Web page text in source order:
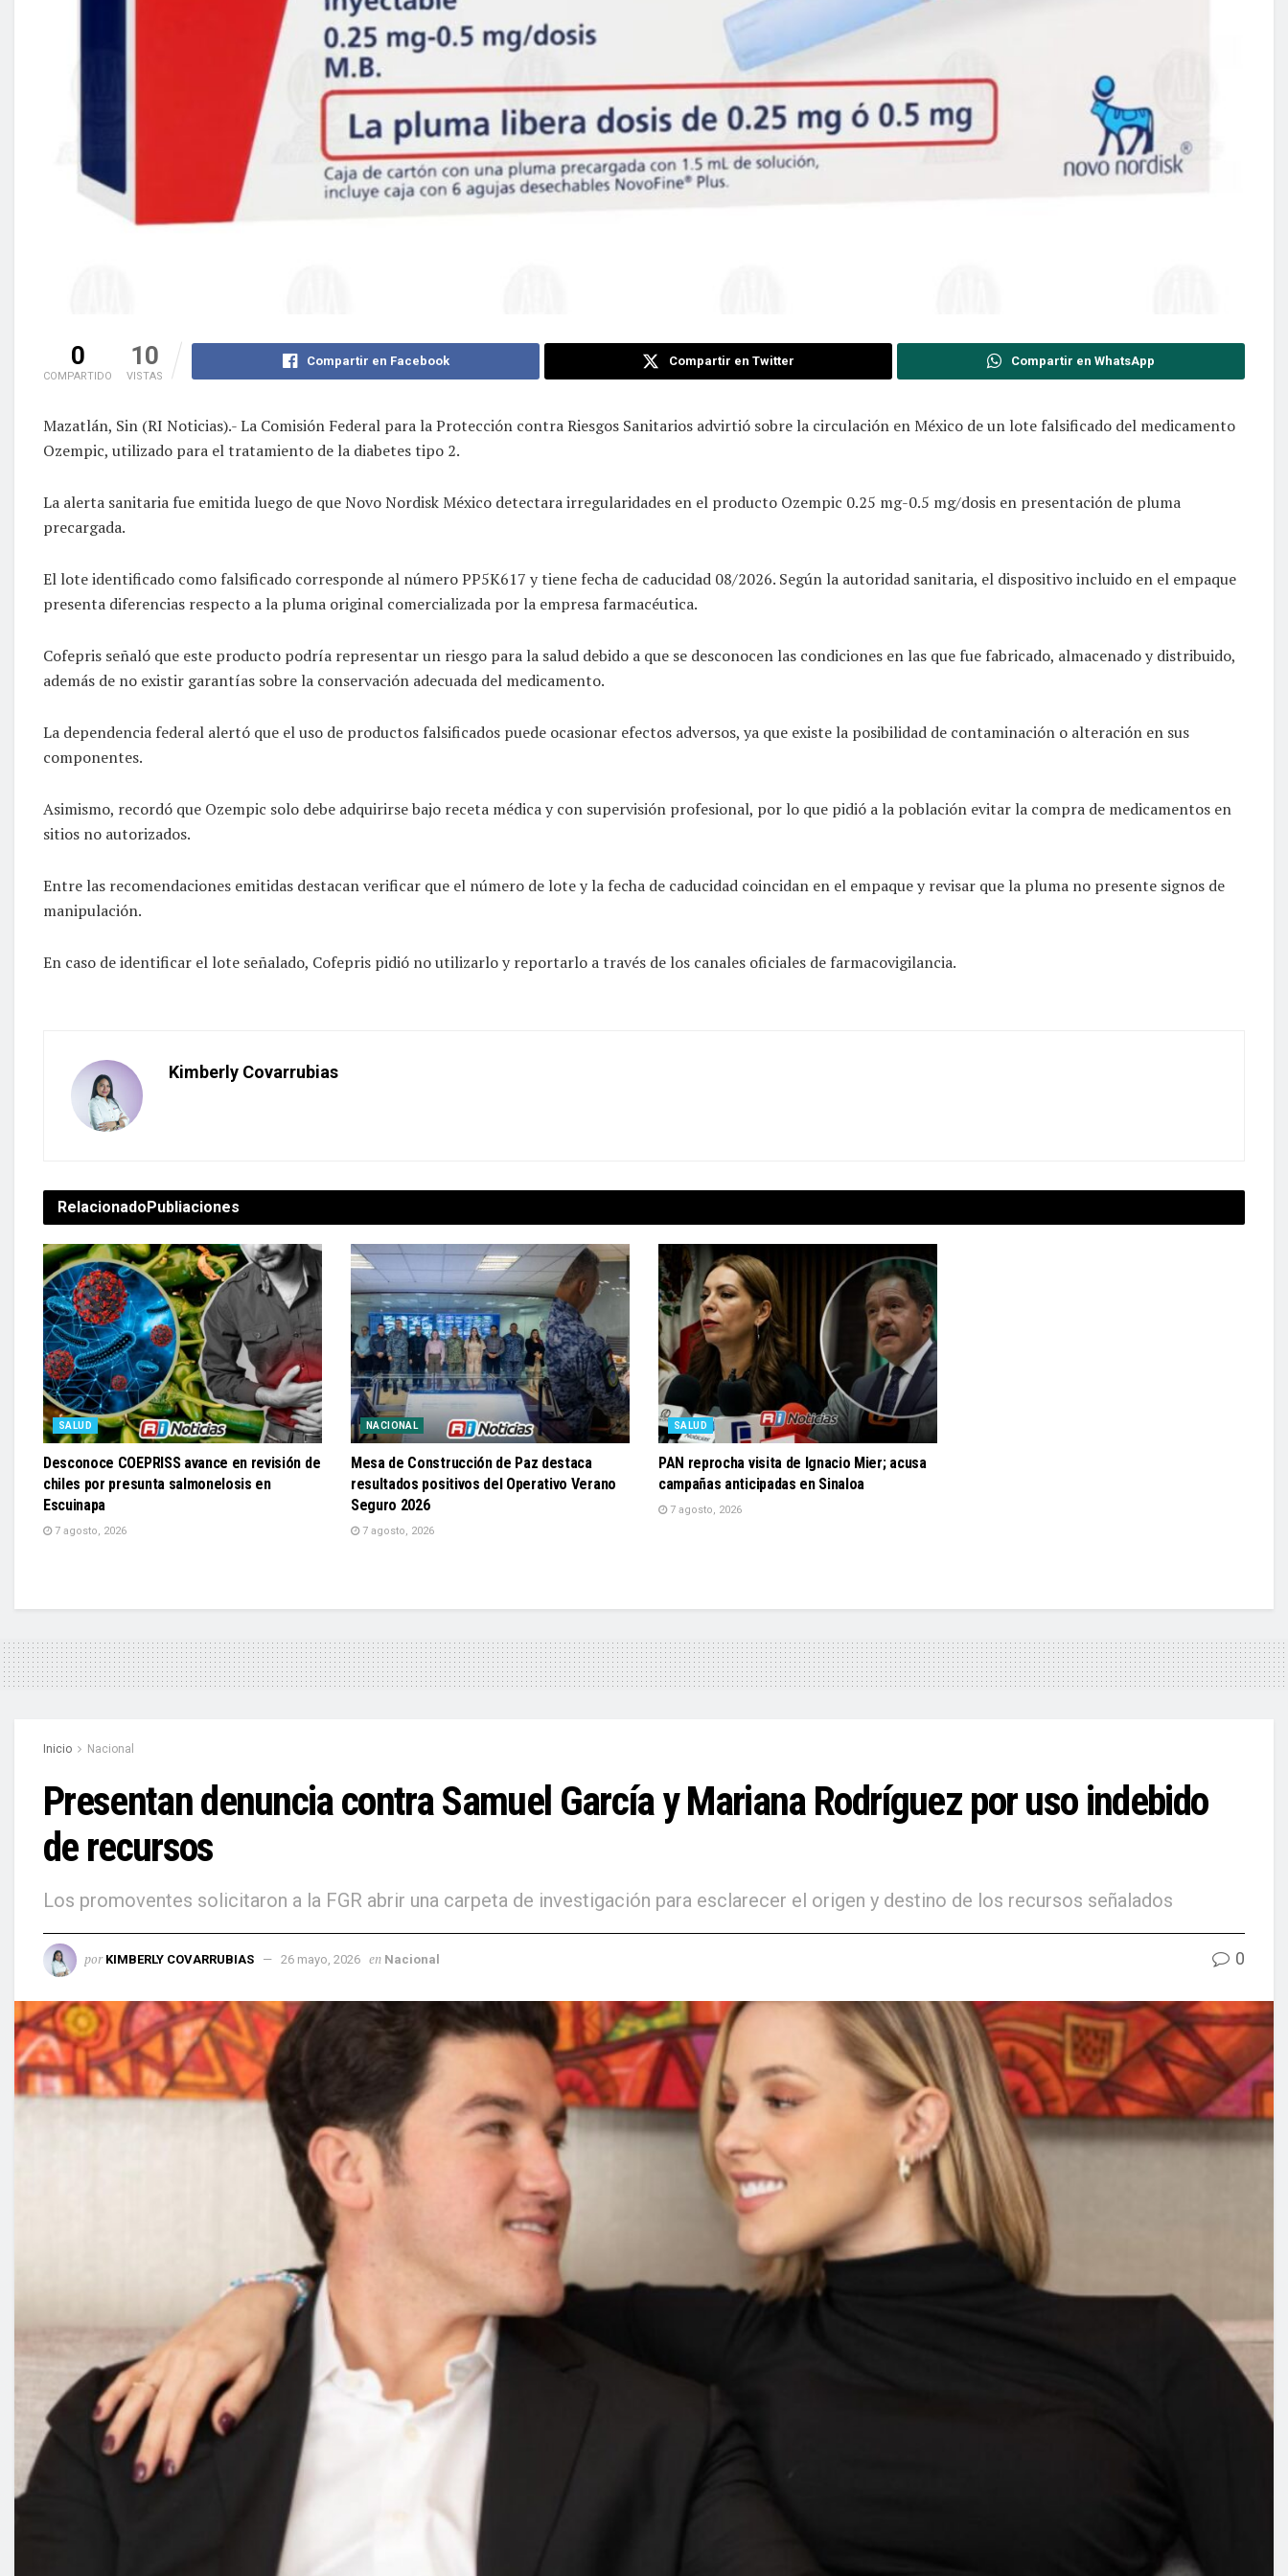
0
COMPARTIDO
10
VISTAS
Compartir en Facebook Compartir en Twitter Compartir en WhatsApp
Mazatlán, Sin (RI Noticias).- La Comisión Federal para la Protección contra Riesgos Sanitarios advirtió sobre la circulación en México de un lote falsificado del medicamento
Ozempic, utilizado para el tratamiento de la diabetes tipo 2.
La alerta sanitaria fue emitida luego de que Novo Nordisk México detectara irregularidades en el producto Ozempic 0.25 mg-0.5 mg/dosis en presentación de pluma
precargada.
El lote identificado como falsificado corresponde al número PP5K617 y tiene fecha de caducidad 08/2026. Según la autoridad sanitaria, el dispositivo incluido en el empaque
presenta diferencias respecto a la pluma original comercializada por la empresa farmacéutica.
Cofepris señaló que este producto podría representar un riesgo para la salud debido a que se desconocen las condiciones en las que fue fabricado, almacenado y distribuido,
además de no existir garantías sobre la conservación adecuada del medicamento.
La dependencia federal alertó que el uso de productos falsificados puede ocasionar efectos adversos, ya que existe la posibilidad de contaminación o alteración en sus
componentes.
Asimismo, recordó que Ozempic solo debe adquirirse bajo receta médica y con supervisión profesional, por lo que pidió a la población evitar la compra de medicamentos en
sitios no autorizados.
Entre las recomendaciones emitidas destacan verificar que el número de lote y la fecha de caducidad coincidan en el empaque y revisar que la pluma no presente signos de
manipulación.
En caso de identificar el lote señalado, Cofepris pidió no utilizarlo y reportarlo a través de los canales oficiales de farmacovigilancia.
Kimberly Covarrubias
RelacionadoPubliaciones
SALUD
Desconoce COEPRISS avance en revisión de
chiles por presunta salmonelosis en
Escuinapa
7 agosto, 2026
NACIONAL
Mesa de Construcción de Paz destaca
resultados positivos del Operativo Verano
Seguro 2026
7 agosto, 2026
SALUD
PAN reprocha visita de Ignacio Mier; acusa
campañas anticipadas en Sinaloa
7 agosto, 2026
Inicio Nacional
Presentan denuncia contra Samuel García y Mariana Rodríguez por uso indebido
de recursos
Los promoventes solicitaron a la FGR abrir una carpeta de investigación para esclarecer el origen y destino de los recursos señalados
por KIMBERLY COVARRUBIAS 26 mayo, 2026 en Nacional 0